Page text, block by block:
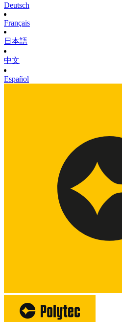
Deutsch
Français
日本語
中文
Español